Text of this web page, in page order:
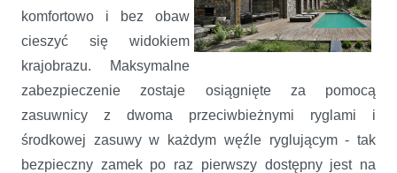
komfortowo i bez obaw
cieszyć się widokiem
krajobrazu. Maksymalne
zabezpieczenie zostaje osiągnięte za pomocą
zasuwnicy z dwoma przeciwbieżnymi ryglami i
środkowej zasuwy w każdym węźle ryglującym - tak
bezpieczny zamek po raz pierwszy dostępny jest na